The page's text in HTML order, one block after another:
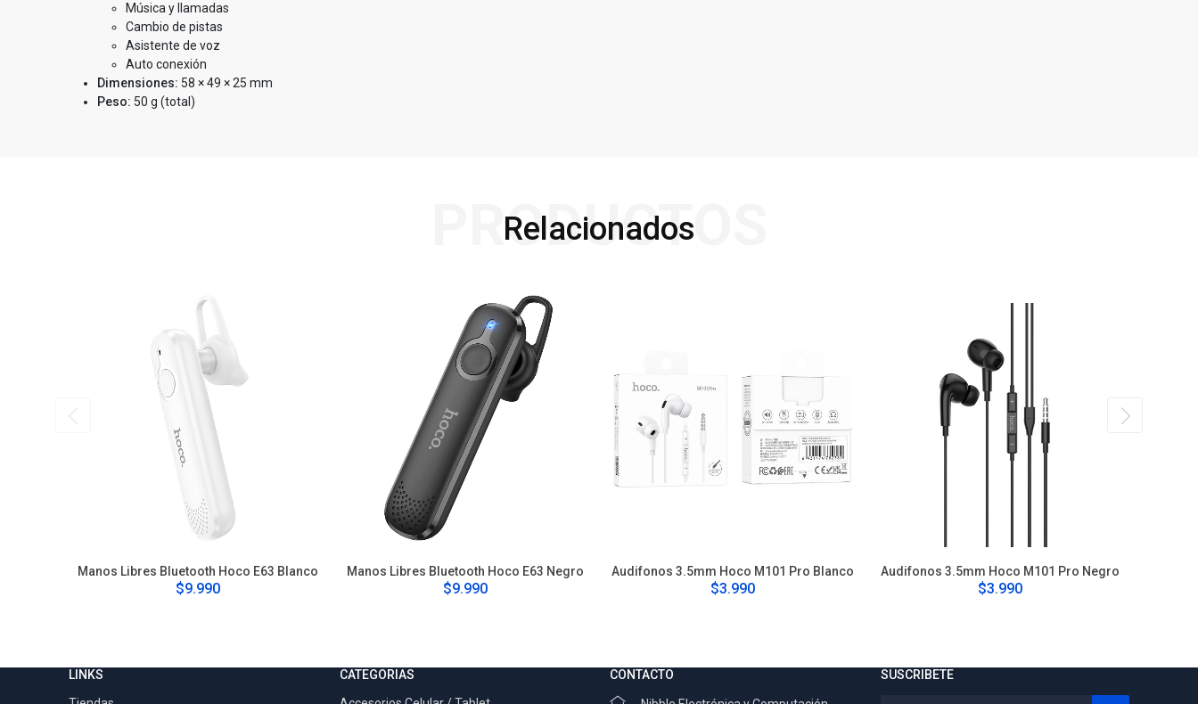
Música y llamadas
Cambio de pistas
Asistente de voz
Auto conexión
Dimensiones: 58 × 49 × 25 mm
Peso: 50 g (total)
Relacionados
PRODUCTOS
Manos Libres Bluetooth Hoco E63 Blanco
$9.990
Manos Libres Bluetooth Hoco E63 Negro
$9.990
Audifonos 3.5mm Hoco M101 Pro Blanco
$3.990
Audifonos 3.5mm Hoco M101 Pro Negro
$3.990
LINKS
CATEGORIAS
CONTACTO SUSCRIBETE